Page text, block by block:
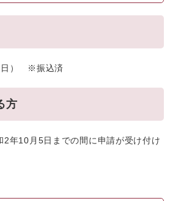
日） ※振込済
方
年10月5日までの間に申請が受け付け